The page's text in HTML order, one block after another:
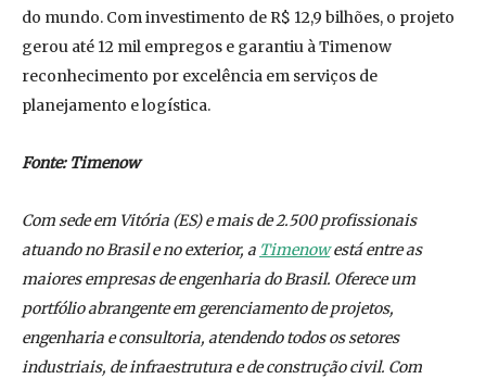
do mundo. Com investimento de R$ 12,9 bilhões, o projeto
gerou até 12 mil empregos e garantiu à Timenow
reconhecimento por excelência em serviços de
planejamento e logística.
Fonte: Timenow
Com sede em Vitória (ES) e mais de 2.500 profissionais
atuando no Brasil e no exterior, a Timenowestá entre as
maiores empresas de engenharia do Brasil. Oferece um
portfólio abrangente em gerenciamento de projetos,
engenharia e consultoria, atendendo todos os setores
industriais, de infraestrutura e de construção civil. Com